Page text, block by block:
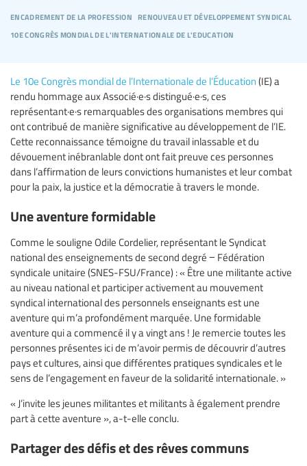
encadrement de la profession renouveau et développement syndical
10e congrès mondial de l'internationale de l'education
Le 10e Congrès mondial de l’Internationale de l’Éducation (IE) a
rendu hommage aux Associé·e·s distingué·e·s, ces
représentant·e·s remarquables des organisations membres qui
ont contribué de manière significative au développement de l’IE.
Cette reconnaissance témoigne du travail inlassable et du
dévouement inébranlable dont ont fait preuve ces personnes
dans l’affirmation de leurs convictions humanistes et leur combat
pour la paix, la justice et la démocratie à travers le monde.
Une aventure formidable
Comme le souligne Odile Cordelier, représentant le Syndicat
national des enseignements de second degré − Fédération
syndicale unitaire (SNES-FSU/France) : « Être une militante active
au niveau national et participer activement au mouvement
syndical international des personnels enseignants est une
aventure qui m’a profondément marquée. Une formidable
aventure qui a commencé il y a vingt ans ! Je remercie toutes les
personnes présentes ici de m’avoir permis de découvrir d’autres
pays et cultures, ainsi que différentes pratiques syndicales et le
sens de l’engagement en faveur de la solidarité internationale. »
« J’invite les jeunes militantes et militants à également prendre
part à cette aventure », a-t-elle conclu.
Partager des défis et des rêves communs